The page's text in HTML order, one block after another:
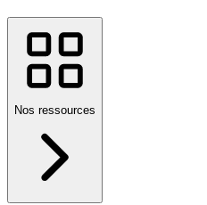
Nos ressources